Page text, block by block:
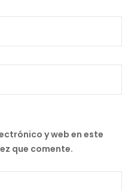
y web en este
que comente.